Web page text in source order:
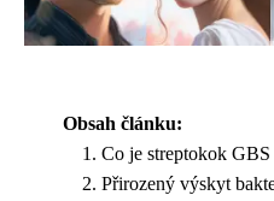
Obsah článku:
Co je streptokok
Přirozený výskyt